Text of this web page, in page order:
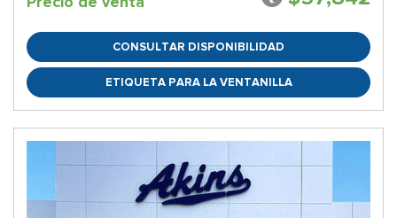
CONSULTAR DISPONIBILIDAD
ETIQUETA PARA LA VENTANILLA